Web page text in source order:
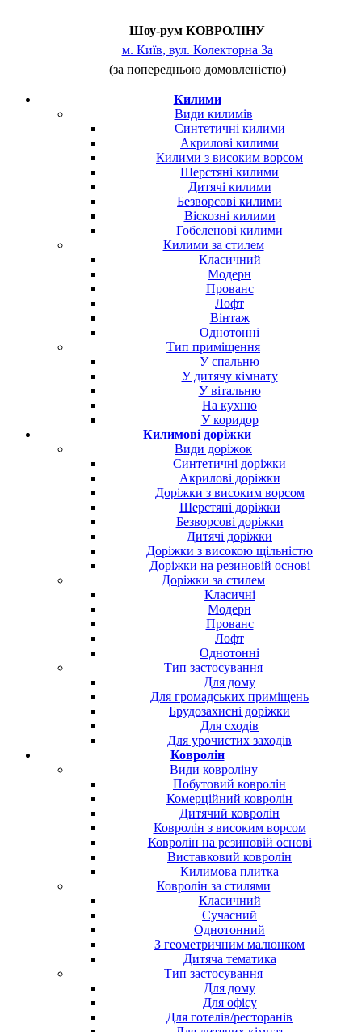
Шоу-рум КОВРОЛІНУ
м. Київ, вул. Колекторна 3а
(за попередньою домовленістю)
Килими
Види килимів
Синтетичні килими
Акрилові килими
Килими з високим ворсом
Шерстяні килими
Дитячі килими
Безворсові килими
Віскозні килими
Гобеленові килими
Килими за стилем
Класичний
Модерн
Прованс
Лофт
Вінтаж
Однотонні
Тип приміщення
У спальню
У дитячу кімнату
У вітальню
На кухню
У коридор
Килимові доріжки
Види доріжок
Синтетичні доріжки
Акрилові доріжки
Доріжки з високим ворсом
Шерстяні доріжки
Безворсові доріжки
Дитячі доріжки
Доріжки з високою щільністю
Доріжки на резиновій основі
Доріжки за стилем
Класичні
Модерн
Прованс
Лофт
Однотонні
Тип застосування
Для дому
Для громадських приміщень
Брудозахисні доріжки
Для сходів
Для урочистих заходів
Ковролін
Види ковроліну
Побутовий ковролін
Комерційний ковролін
Дитячий ковролін
Ковролін з високим ворсом
Ковролін на резиновій основі
Виставковий ковролін
Килимова плитка
Ковролін за стилями
Класичний
Сучасний
Однотонний
З геометричним малюнком
Дитяча тематика
Тип застосування
Для дому
Для офісу
Для готелів/ресторанів